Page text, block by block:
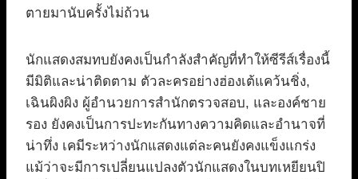
ตายมานับครั้งไม่ถ้วน
นักแสดงสมทบยังคงเป็นกำลังสำคัญที่ทำให้ซีรีส์เรื่องนี้
มีมิติและน่าติดตาม ตัวละครอย่างฮ่องเต้แคว้นชิ่ง,
เฉินผิงผิง ผู้อำนวยการสำนักตรวจสอบ, และองค์ชาย
รอง ยังคงเป็นการปะทะกันทางความคิดและอำนาจที่
น่าทึ่ง เคมีระหว่างนักแสดงแต่ละคนยังคงแข็งแกร่ง
แม้ว่าจะมีการเปลี่ยนแปลงตัวนักแสดงในบทเหยียนปิ